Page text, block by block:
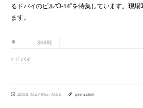
るドバイのビル”O-14″を特集しています。現
ます。
SHARE
ドバイ
2008.10.27 Mon 10:56 permalink